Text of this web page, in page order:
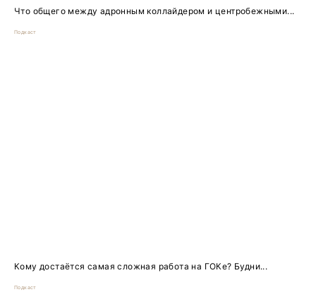
Что общего между адронным коллайдером и центробежными...
Подкаст
Кому достаётся самая сложная работа на ГОКе? Будни...
Подкаст